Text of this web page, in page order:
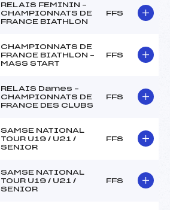
RELAIS FEMININ –
CHAMPIONNATS DE
FRANCE BIATHLON
FFS
CHAMPIONNATS DE
FRANCE BIATHLON –
MASS START
FFS
RELAIS Dames –
CHAMPIONNATS DE
FRANCE DES CLUBS
FFS
SAMSE NATIONAL
TOUR U19 / U21 /
SENIOR
FFS
SAMSE NATIONAL
TOUR U19 / U21 /
SENIOR
FFS